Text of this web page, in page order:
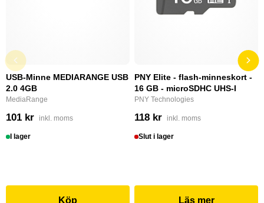
USB-Minne MEDIARANGE USB
2.0 4GB
MediaRange
101 kr inkl. moms
I lager
Köp
PNY Elite - flash-minneskort -
16 GB - microSDHC UHS-I
PNY Technologies
118 kr inkl. moms
Slut i lager
Läs mer